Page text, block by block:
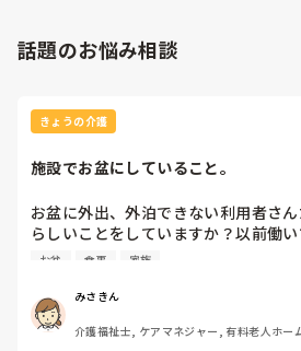
話題のお悩み相談
きょうの介護
施設でお盆にしていること。
お盆に外出、外泊できない利用者さ
らしいことをしていますか？以前働
実際に住職さんを呼びご焼香できる
族が面会に来る…などでした。お盆ま
していることがあればぜひシェアよろ
お盆 食事 家族
みさきん
介護福祉士, ケアマネジャー, 有料老人ホー